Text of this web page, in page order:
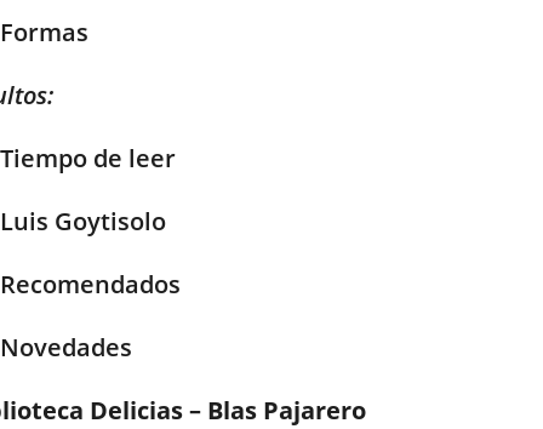
Formas
Tiempo de leer
Luis Goytisolo
Recomendados
Novedades
Delicias – Blas Pajarero